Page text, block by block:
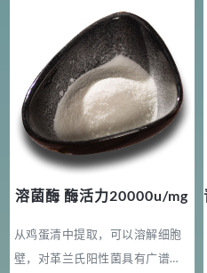
溶菌酶 酶活力20000u/mg
从鸡蛋清中提取，可以溶解细胞
壁，对革兰氏阳性菌具有广谱杀